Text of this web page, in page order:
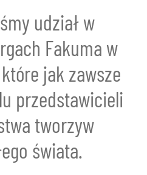
udział w
Fakuma w
jak zawsze
przedstawicieli
tworzyw
świata.